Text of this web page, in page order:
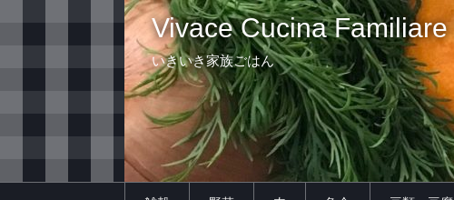
Vivace Cucina Familiare
いきいき家族ごはん